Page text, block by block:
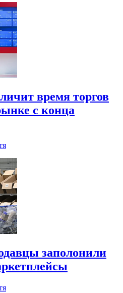
время торгов
с конца
заполонили